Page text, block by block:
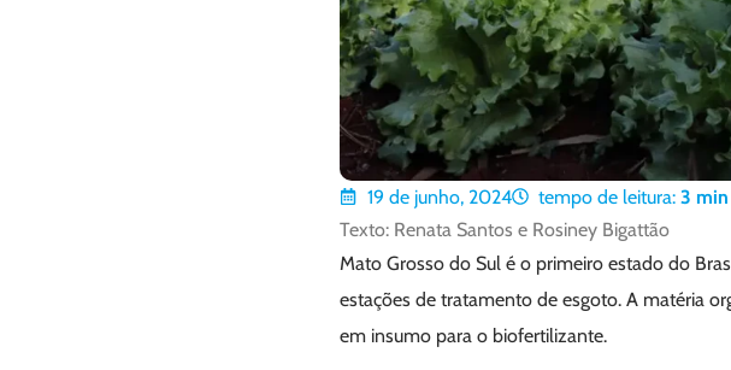
19 de junho, 2024 tempo de leitura: 3 min
Texto: Renata Santos e Rosiney Bigattão
Mato Grosso do Sul é o primeiro estado do
estações de tratamento de esgoto. A matéria
em insumo para o biofertilizante.